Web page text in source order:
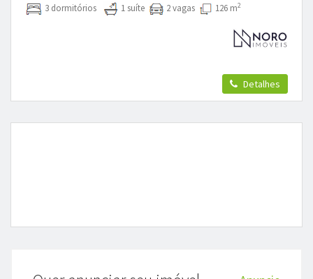
3 dormitórios 1 suíte 2 vagas 126 m2
Detalhes